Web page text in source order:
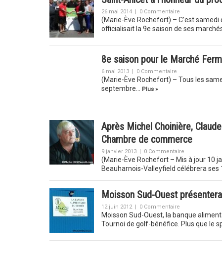
26 mai 2014 | 0 Commentaire
(Marie-Ève Rochefort) – C’est
officialisait la 9e saison de ses marchés
8e saison pour le Marché
6 mai 2013 | 0 Commentaire
(Marie-Ève Rochefort) – Tous les
septembre…
Plus »
Après Michel Choinière,
Chambre de commerce
9 janvier 2013 | 0 Commentaire
(Marie-Ève Rochefort – Mis à jour 10
Beauharnois-Valleyfield célébrera ses
Moisson Sud-Ouest
12 juin 2012 | 0 Commentaire
Moisson Sud-Ouest, la banque
Tournoi de golf-bénéfice. Plus que le